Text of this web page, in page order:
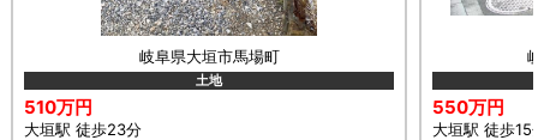
岐阜県大垣市馬場町
土地
510万円
大垣駅 徒歩23分
550万円
大垣駅 徒歩15